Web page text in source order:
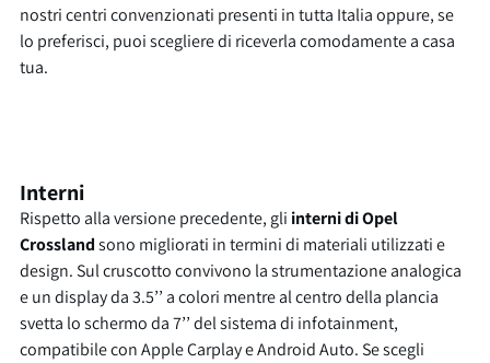
nostri centri convenzionati presenti in tutta Italia oppure, se
lo preferisci, puoi scegliere di riceverla comodamente a casa
tua.
Interni
Rispetto alla versione precedente, gli interni di Opel
Crosslandsono migliorati in termini di materiali utilizzati e
design. Sul cruscotto convivono la strumentazione analogica
e un display da 3.5’’ a colori mentre al centro della plancia
svetta lo schermo da 7’’ del sistema di infotainment,
compatibile con Apple Carplay e Android Auto. Se scegli